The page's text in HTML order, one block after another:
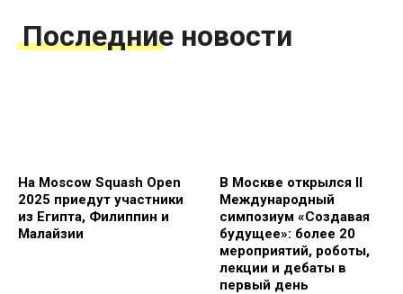
Последние новости
На Moscow Squash Open
2025 приедут участники
из Египта, Филиппин и
Малайзии
В Москве открылся II
Международный
симпозиум «Создавая
будущее»: более 20
мероприятий, роботы,
лекции и дебаты в
первый день